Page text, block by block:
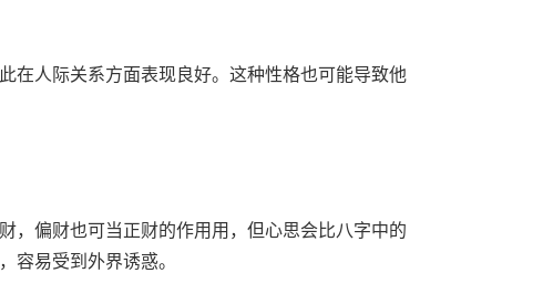
在人际关系方面表现良好。这种性格也可能导致他
，偏财也可当正财的作用用，但心思会比八字中的
容易受到外界诱惑。